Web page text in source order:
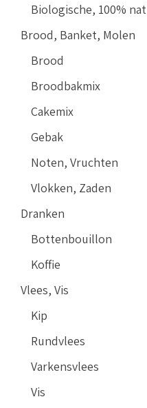
Biologische, 100%
Brood, Banket, Molen
Brood
Broodbakmix
Cakemix
Gebak
Noten, Vruchten
Vlokken, Zaden
Dranken
Bottenbouillon
Koffie
Vlees, Vis
Kip
Rundvlees
Varkensvlees
Vis